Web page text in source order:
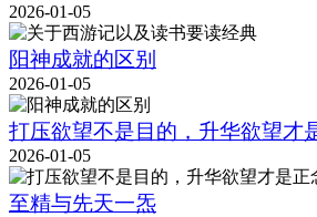
2026-01-05
阳神成就的区别
2026-01-05
打压欲望不是目的，升华欲望才
2026-01-05
至精与先天一炁